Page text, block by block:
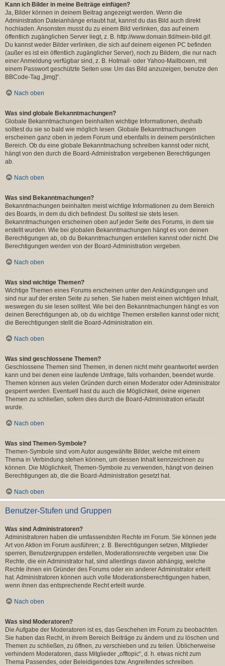
Kann ich Bilder in meine Beiträge einfügen?
Ja, Bilder können in deinem Beitrag angezeigt werden. Wenn die
Administration Dateianhänge erlaubt hat, kannst du das Bild auch direkt
hochladen. Ansonsten musst du zu einem Bild verlinken, das auf einem
öffentlich zugänglichen Server liegt, z. B. http://www.domain.tld/mein-bild.gif.
Du kannst weder Bilder verlinken, die sich auf deinem eigenen PC befinden
(außer es ist ein öffentlich zugänglicher Server), noch zu Bildern, die nur nach
einer Anmeldung verfügbar sind, z. B. Hotmail- oder Yahoo-Mailboxen, mit
einem Passwort geschützte Seiten usw. Um das Bild anzuzeigen, benutze den
BBCode-Tag „[img]“.
Nach oben
Was sind globale Bekanntmachungen?
Globale Bekanntmachungen beinhalten wichtige Informationen, deshalb
solltest du sie so bald wie möglich lesen. Globale Bekanntmachungen
erscheinen ganz oben in jedem Forum und ebenfalls in deinem persönlichen
Bereich. Ob du eine globale Bekanntmachung schreiben kannst oder nicht,
hängt von den durch die Board-Administration vergebenen Berechtigungen
ab.
Nach oben
Was sind Bekanntmachungen?
Bekanntmachungen beinhalten meist wichtige Informationen zu dem Bereich
des Boards, in dem du dich befindest. Du solltest sie stets lesen.
Bekanntmachungen erscheinen oben auf jeder Seite des Forums, in dem sie
erstellt wurden. Wie bei globalen Bekanntmachungen hängt es von deinen
Berechtigungen ab, ob du Bekanntmachungen erstellen kannst oder nicht. Die
Berechtigungen werden von der Board-Administration vergeben.
Nach oben
Was sind wichtige Themen?
Wichtige Themen eines Forums erscheinen unter den Ankündigungen und
sind nur auf der ersten Seite zu sehen. Sie haben meist einen wichtigen Inhalt,
weswegen du sie lesen solltest. Wie bei den Bekanntmachungen hängt es von
deinen Berechtigungen ab, ob du wichtige Themen erstellen kannst oder nicht;
die Berechtigungen stellt die Board-Administration ein.
Nach oben
Was sind geschlossene Themen?
Geschlossene Themen sind Themen, in denen nicht mehr geantwortet werden
kann und bei denen eine laufende Umfrage, falls vorhanden, beendet wurde.
Themen können aus vielen Gründen durch einen Moderator oder Administrator
gesperrt werden. Eventuell hast du auch die Möglichkeit, deine eigenen
Themen zu schließen, sofern dies durch die Board-Administration erlaubt
wurde.
Nach oben
Was sind Themen-Symbole?
Themen-Symbole sind vom Autor ausgewählte Bilder, welche mit einem
Thema in Verbindung stehen können, um dessen Inhalt kennzeichnen zu
können. Die Möglichkeit, Themen-Symbole zu verwenden, hängt von deinen
Berechtigungen ab, die die Board-Administration gesetzt hat.
Nach oben
Benutzer-Stufen und Gruppen
Was sind Administratoren?
Administratoren haben die umfassendsten Rechte im Forum. Sie können jede
Art von Aktion im Forum ausführen; z. B. Berechtigungen setzen, Mitglieder
sperren, Benutzergruppen erstellen, Moderationsrechte vergeben usw. Die
Rechte, die ein Administrator hat, sind allerdings davon abhängig, welche
Rechte ihnen ein Gründer des Forums oder ein anderer Administrator erteilt
hat. Administratoren können auch volle Moderationsberechtigungen haben,
wenn ihnen das entsprechende Recht erteilt wurde.
Nach oben
Was sind Moderatoren?
Die Aufgabe der Moderatoren ist es, das Geschehen im Forum zu beobachten.
Sie haben das Recht, in ihrem Bereich Beiträge zu ändern und zu löschen und
Themen zu schließen, zu öffnen, zu verschieben und zu teilen. Üblicherweise
verhindern Moderatoren, dass Mitglieder „offtopic“, d. h. etwas nicht zum
Thema Passendes, oder Beleidigendes bzw. Angreifendes schreiben.